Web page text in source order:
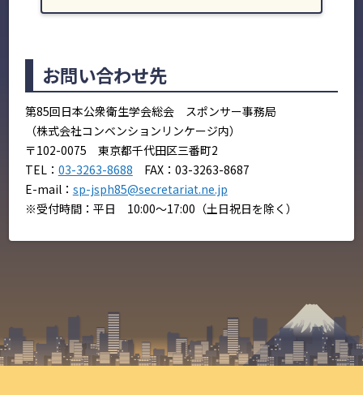
お問い合わせ先
第85回日本公衆衛生学会総会 スポンサー事務局
（株式会社コンベンションリンケージ内）
〒102-0075 東京都千代田区三番町2
TEL： 03-3263-8688 FAX：03-3263-8687
E-mail： sp-jsph85@secretariat.ne.jp
※受付時間：平日 10:00～17:00（土日祝日を除く）